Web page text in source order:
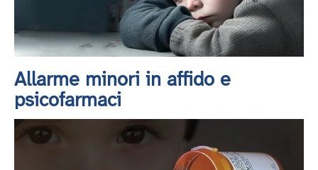
Allarme minori in affido e
psicofarmaci